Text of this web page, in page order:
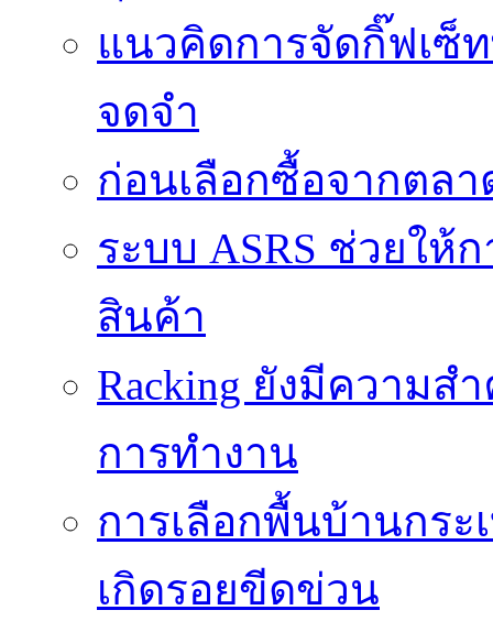
แนวคิดการจัดกิ๊ฟเซ็
จดจำ
ก่อนเลือกซื้อจากตล
ระบบ ASRS ช่วยให้
สินค้า
Racking ยังมีความ
การทำงาน
การเลือกพื้นบ้านกร
เกิดรอยขีดข่วน